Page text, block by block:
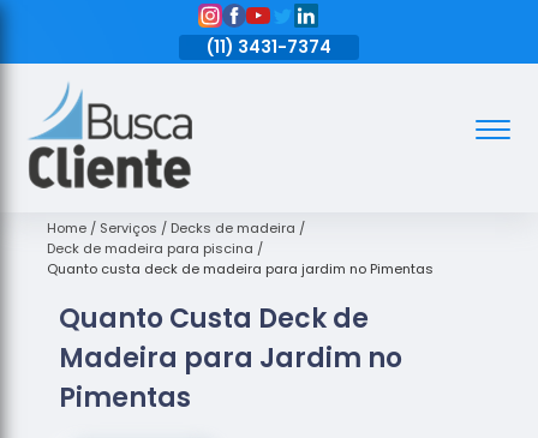
(11) 3431-7374
Assoalhos
de Madeira
Decks de
Empresas
de
Assoalhos
de Madeira
Home Serviços
Decks de madeira
Deck de madeira para piscina
Quanto custa deck de madeira para jardim no Pimentas
Quanto Custa Deck de
Madeira para Jardim no
Pimentas